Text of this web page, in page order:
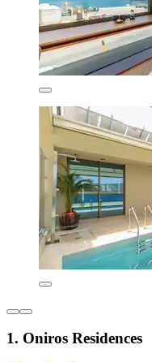
1. Oniros Residences